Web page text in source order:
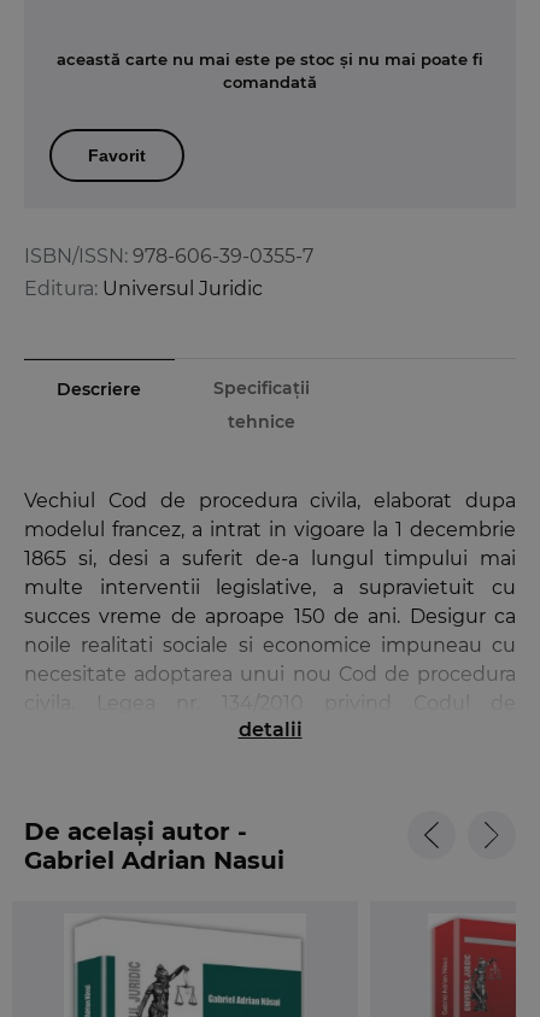
ISBN/ISSN: 978-606-39-0355-7
Editura: Universul Juridic
această carte nu mai este pe stoc și nu mai poate fi
comandată
Favorit
Descriere
Specificații
tehnice
Vechiul Cod de procedura civila, elaborat dupa
modelul francez, a intrat in vigoare la 1 decembrie
1865 si, desi a suferit de-a lungul timpului mai
multe interventii legislative, a supravietuit cu
succes vreme de aproape 150 de ani. Desigur ca
noile realitati sociale si economice impuneau cu
necesitate adoptarea unui nou Cod de procedura
civila. Legea nr. 134/2010 privind Codul de
procedura civila, republicata in 10 aprilie 2015,
Fara a se constitui intr-o critica a actualului act
normativ, trebuie observata imprejurarea ca deja
civila prin Legea nr. 76/2012 pentru punerea in
aplicare a Legii nr. 134/2010 privind Codul de
procedura civila, prin Legea nr. 2/2013 privind unele
detalii
De același autor -
Gabriel Adrian Nasui